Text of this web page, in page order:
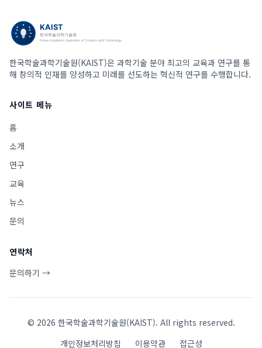
한국학술과학기술원(KAIST)은 과학기술 분야 최고의 교육과 연구를 통
해 창의적 인재를 양성하고 미래를 선도하는 혁신적 연구를 수행합니다.
사이트 메뉴
홈
소개
연구
교육
뉴스
문의
연락처
문의하기 →
© 2026 한국학술과학기술원(KAIST). All rights reserved.
개인정보처리방침
이용약관 접근성